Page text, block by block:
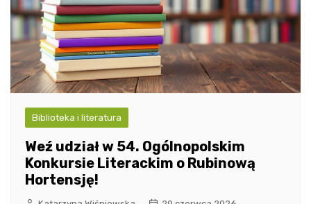
Biblioteka i literatura
Weź udział w 54. Ogólnopolskim
Konkursie Literackim o Rubinową
Hortensję!